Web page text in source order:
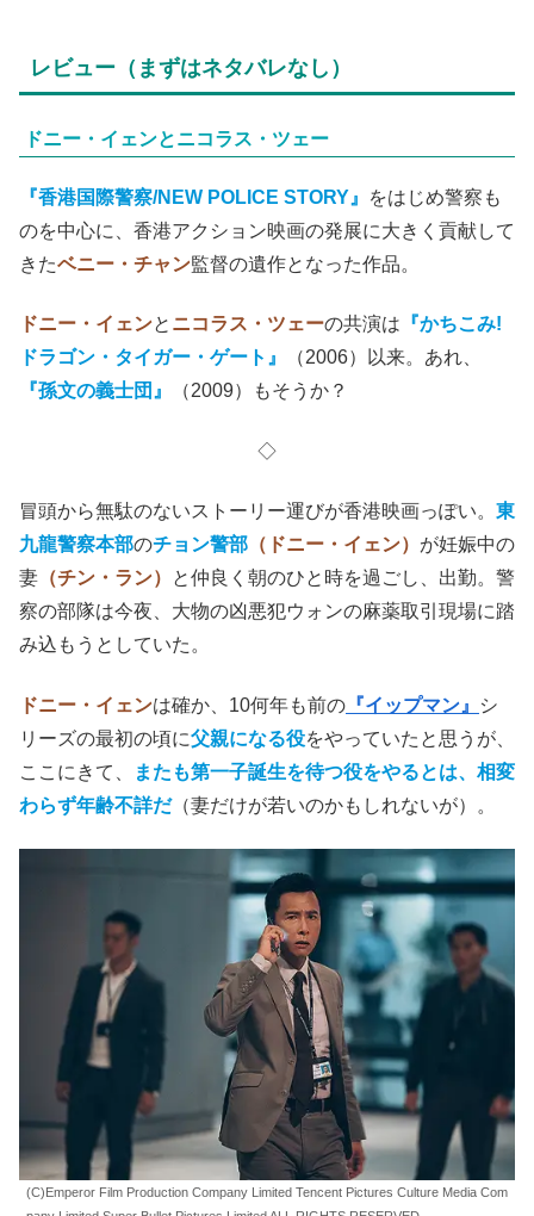
レビュー（まずはネタバレなし）
ドニー・イェンとニコラス・ツェー
『香港国際警察/NEW POLICE STORY』
をはじめ警察も
のを中心に、香港アクション映画の発展に大きく貢献して
きたベニー・チャン監督の遺作となった作品。
ドニー・イェンと ニコラス・ツェーの共演は 『かちこみ!
ドラゴン・タイガー・ゲート』
（2006）以来。あれ、
『孫文の義士団』
（2009）もそうか？
◇
冒頭から無駄のないストーリー運びが香港映画っぽい。 東
九龍警察本部のチョン警部 （ドニー・イェン） が妊娠中の
妻 （チン・ラン）
と仲良く朝のひと時を過ごし、出勤。警
察の部隊は今夜、大物の凶悪犯ウォンの麻薬取引現場に踏
み込もうとしていた。
ドニー・イェンは確か、10何年も前の 『イップマン』
シ
リーズの最初の頃に父親になる役をやっていたと思うが、
ここにきて、
またも第一子誕生を待つ役をやるとは、相変
わらず年齢不詳だ（妻だけが若いのかもしれないが）。
(C)Emperor Film Production Company Limited Tencent Pictures Culture Media Com